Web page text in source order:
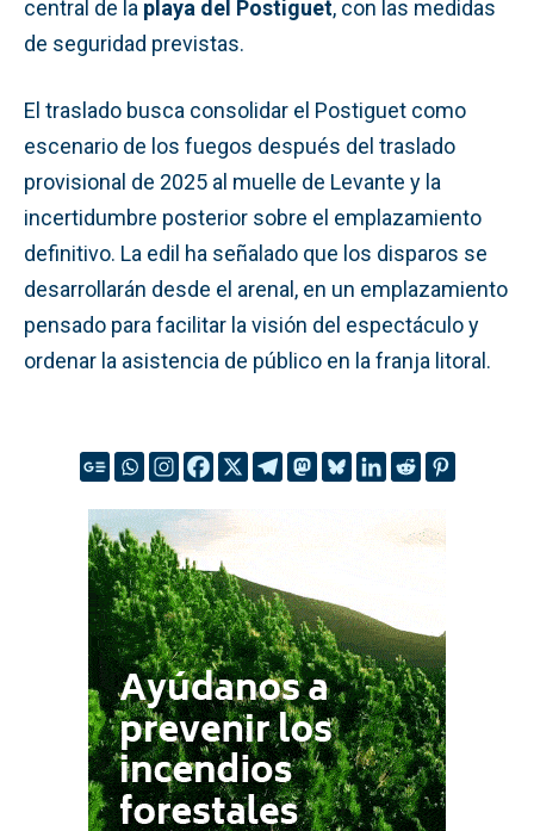
central de la playa del Postiguet, con las medidas
de seguridad previstas.
El traslado busca consolidar el Postiguet como
escenario de los fuegos después del traslado
provisional de 2025 al muelle de Levante y la
incertidumbre posterior sobre el emplazamiento
definitivo. La edil ha señalado que los disparos se
desarrollarán desde el arenal, en un emplazamiento
pensado para facilitar la visión del espectáculo y
ordenar la asistencia de público en la franja litoral.